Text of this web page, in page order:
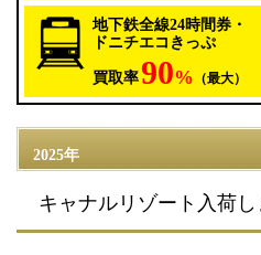
2025年
キャナルリゾート入荷
地下鉄全線24時間券・
ドニチエコきっぷ
買取率90% （最大）